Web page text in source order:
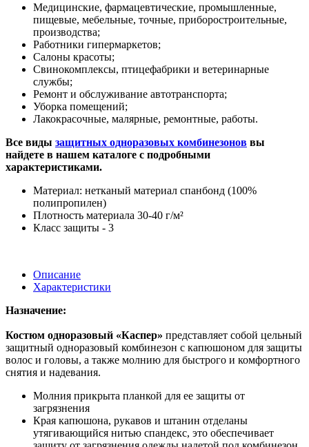
Медицинские, фармацевтические, промышленные,
пищевые, мебельные, точные, приборостроительные,
производства;
Работники гипермаркетов;
Салоны красоты;
Свинокомплексы, птицефабрики и ветеринарные
службы;
Ремонт и обслуживание автотранспорта;
Уборка помещений;
Лакокрасочные, малярные, ремонтные, работы.
Все виды защитных одноразовых комбинезонов вы
найдете в нашем каталоге с подробными
характеристиками.
Материал: нетканый материал спанбонд (100%
полипропилен)
Плотность материала 30-40 г/м²
Класс защиты - 3
Описание
Характеристики
Назначение:
Костюм одноразовый «Каспер» представляет собой цельный
защитный одноразовый комбинезон с капюшоном для защиты
волос и головы, а также молнию для быстрого и комфортного
снятия и надевания.
Молния прикрыта планкой для ее защиты от
загрязнения
Края капюшона, рукавов и штанин отделаны
утягивающийся нитью спандекс, это обеспечивает